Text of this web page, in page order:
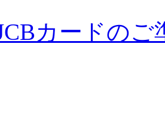
カードのご